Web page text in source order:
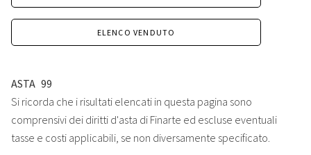
ELENCO VENDUTO
ASTA 99
Si ricorda che i risultati elencati in questa pagina sono
comprensivi dei diritti d'asta di Finarte ed escluse eventuali
tasse e costi applicabili, se non diversamente specificato.